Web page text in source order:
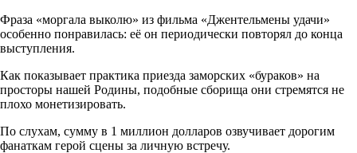
Фраза «моргала выколю» из фильма «Джентельмены удачи»
особенно понравилась: её он периодически повторял до конца
выступления.
Как показывает практика приезда заморских «бураков» на
просторы нашей Родины, подобные сборища они стремятся не
плохо монетизировать.
По слухам, сумму в 1 миллион долларов озвучивает дорогим
фанаткам герой сцены за личную встречу.